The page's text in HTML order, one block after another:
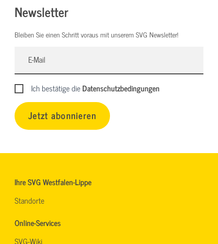
Newsletter
Bleiben Sie einen Schritt voraus mit unserem SVG Newsletter!
Ich bestätige dieDatenschutzbedingungen
Jetzt abonnieren
Ihre SVG Westfalen-Lippe
Standorte
Online-Services
SVG-Wiki